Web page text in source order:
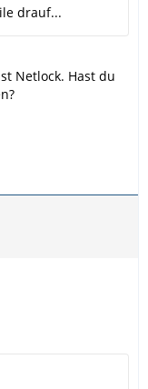
drauf...
Netlock. Hast du